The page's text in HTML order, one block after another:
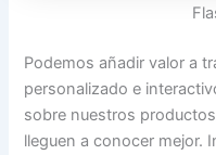
Podemos añadir valor a
personalizado e
sobre nuestros
lleguen a conocer mejor.